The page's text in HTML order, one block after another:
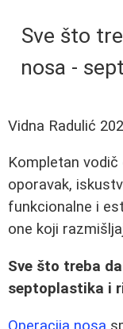
Sve što
nosa -
Vidna Radulić
Kompletan
oporavak,
funkcionalne i
one koji
Sve što treba
septoplastika i